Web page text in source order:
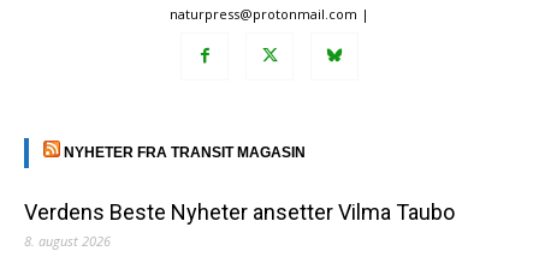
naturpress@protonmail.com |
NYHETER FRA TRANSIT MAGASIN
Verdens Beste Nyheter ansetter Vilma Taubo
8. august 2026